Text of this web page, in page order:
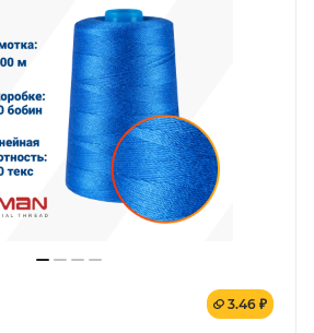
3.46 ₽